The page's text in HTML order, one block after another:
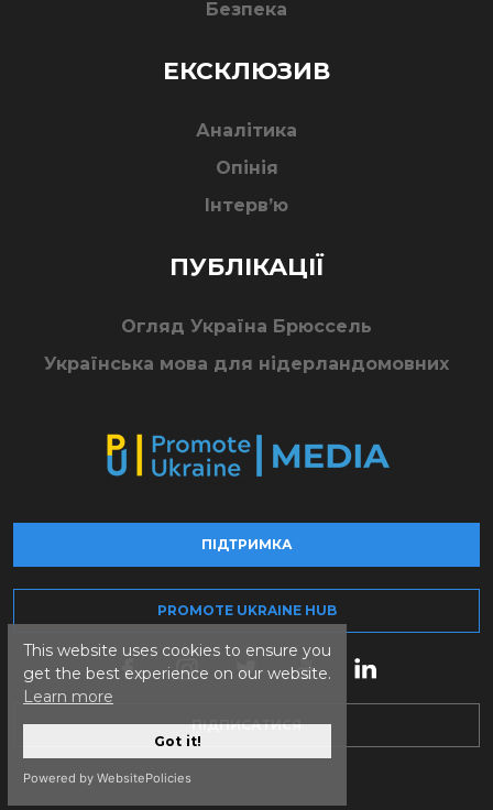
This website uses cookies to ensure you
get the best experience on our website.
Learn more
Got it!
Powered by WebsitePolicies
Безпека
ЕКСКЛЮЗИВ
Аналітика
Опінія
Інтерв’ю
ПУБЛІКАЦІЇ
Огляд Україна Брюссель
Українська мова для нідерландомовних
ПІДТРИМКА
PROMOTE UKRAINE HUB
ПІДПИСАТИСЯ